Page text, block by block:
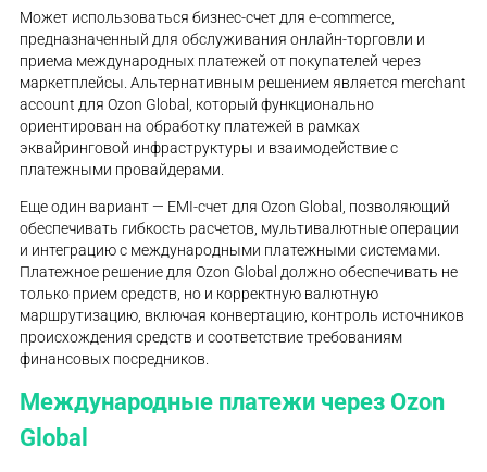
Может использоваться бизнес-счет для e-commerce,
предназначенный для обслуживания онлайн-торговли и
приема международных платежей от покупателей через
маркетплейсы. Альтернативным решением является merchant
account для Ozon Global, который функционально
ориентирован на обработку платежей в рамках
эквайринговой инфраструктуры и взаимодействие с
платежными провайдерами.
Еще один вариант — EMI-счет для Ozon Global, позволяющий
обеспечивать гибкость расчетов, мультивалютные операции
и интеграцию с международными платежными системами.
Платежное решение для Ozon Global должно обеспечивать не
только прием средств, но и корректную валютную
маршрутизацию, включая конвертацию, контроль источников
происхождения средств и соответствие требованиям
финансовых посредников.
Международные платежи через Ozon
Global